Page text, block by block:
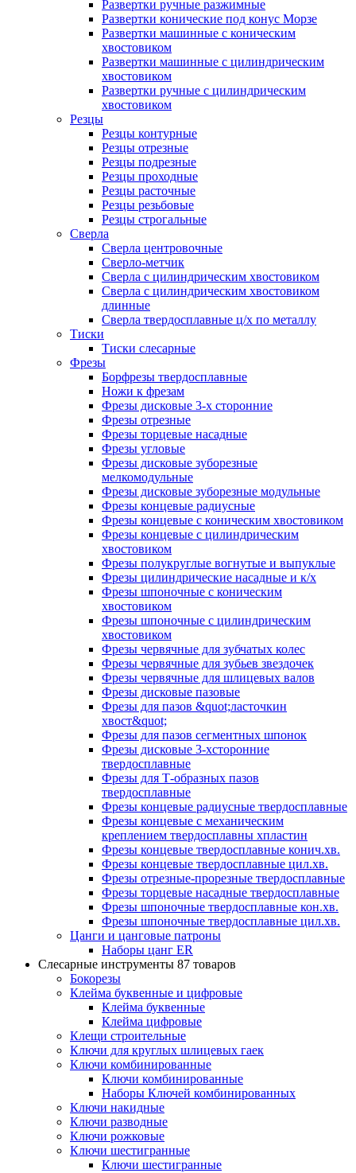
Развертки ручные разжимные
Развертки конические под конус Морзе
Развертки машинные с коническим
хвостовиком
Развертки машинные с цилиндрическим
хвостовиком
Развертки ручные с цилиндрическим
хвостовиком
Резцы
Резцы контурные
Резцы отрезные
Резцы подрезные
Резцы проходные
Резцы расточные
Резцы резьбовые
Резцы строгальные
Сверла
Сверла центровочные
Сверло-метчик
Сверла с цилиндрическим хвостовиком
Сверла с цилиндрическим хвостовиком
длинные
Сверла твердосплавные ц/х по металлу
Тиски
Тиски слесарные
Фрезы
Борфрезы твердосплавные
Ножи к фрезам
Фрезы дисковые 3-х сторонние
Фрезы отрезные
Фрезы торцевые насадные
Фрезы угловые
Фрезы дисковые зуборезные
мелкомодульные
Фрезы дисковые зуборезные модульные
Фрезы концевые радиусные
Фрезы концевые с коническим хвостовиком
Фрезы концевые с цилиндрическим
хвостовиком
Фрезы полукруглые вогнутые и выпуклые
Фрезы цилиндрические насадные и к/х
Фрезы шпоночные с коническим
хвостовиком
Фрезы шпоночные с цилиндрическим
хвостовиком
Фрезы червячные для зубчатых колес
Фрезы червячные для зубьев звездочек
Фрезы червячные для шлицевых валов
Фрезы дисковые пазовые
Фрезы для пазов &quot;ласточкин
хвост&quot;
Фрезы для пазов сегментных шпонок
Фрезы дисковые 3-хсторонние
твердосплавные
Фрезы для Т-образных пазов
твердосплавные
Фрезы концевые радиусные твердосплавные
Фрезы концевые с механическим
креплением твердосплавны хпластин
Фрезы концевые твердосплавные конич.хв.
Фрезы концевые твердосплавные цил.хв.
Фрезы отрезные-прорезные твердосплавные
Фрезы торцевые насадные твердосплавные
Фрезы шпоночные твердосплавные кон.хв.
Фрезы шпоночные твердосплавные цил.хв.
Цанги и цанговые патроны
Наборы цанг ER
Слесарные инструменты 87 товаров
Бокорезы
Клейма буквенные и цифровые
Клейма буквенные
Клейма цифровые
Клещи строительные
Ключи для круглых шлицевых гаек
Ключи комбинированные
Ключи комбинированные
Наборы Ключей комбинированных
Ключи накидные
Ключи разводные
Ключи рожковые
Ключи шестигранные
Ключи шестигранные